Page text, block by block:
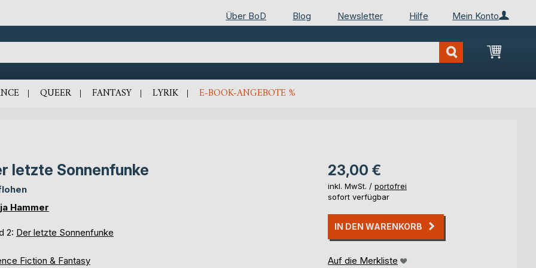
Mein Konto
Über BoD Blog Newsletter Hilfe
Mein
QUEER FANTASY LYRIK E-BOOK-ANGEBOTE %
letzte Sonnenfunke
Hammer
2: Der letzte Sonnenfunke
Fiction & Fantasy
23,00 €
inkl. MwSt. / portofrei
sofort verfügbar
IN DEN WARENKORB
Auf die Merkliste